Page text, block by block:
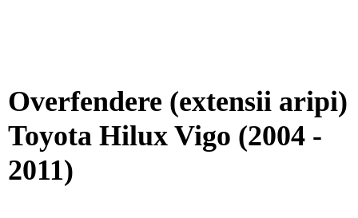
Overfendere (extensii aripi)
Toyota Hilux Vigo (2004 -
2011)